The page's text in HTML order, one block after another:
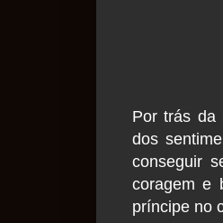
Por trás da
dos
conseguir
coragem e
príncipe no